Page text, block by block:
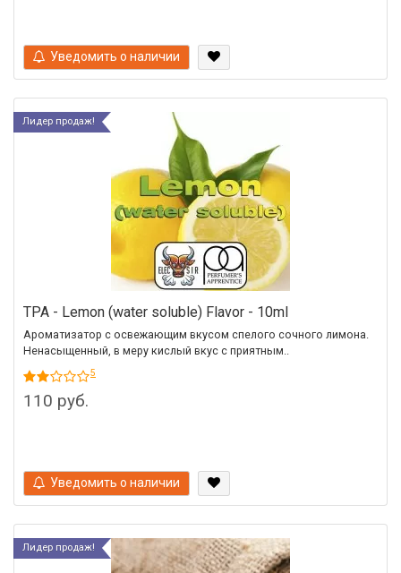
Уведомить о наличии
Лидер продаж!
TPA - Lemon (water soluble) Flavor - 10ml
Ароматизатор с освежающим вкусом спелого сочного лимона.
Ненасыщенный, в меру кислый вкус с приятным..
5
110 руб.
Уведомить о наличии
Лидер продаж!